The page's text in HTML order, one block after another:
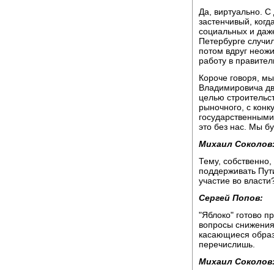
Да, виртуально. С
застенчивый,
социальных и
Петербурге
потом вдруг
работу в
Короче говоря,
Владимировича
целью
рыночного, с
это без нас. Мы
Михаил
Тему,
поддерживать
участие во
Сергей Попов:
"Яблоко" готово
вопросы
касающиеся
перечислишь.
Михаил